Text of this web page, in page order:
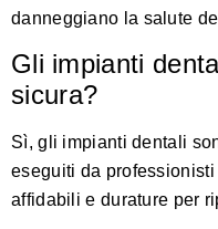
danneggiano la salute
Gli impianti
sicura?
Sì, gli impianti dentali
eseguiti da
affidabili e durature per